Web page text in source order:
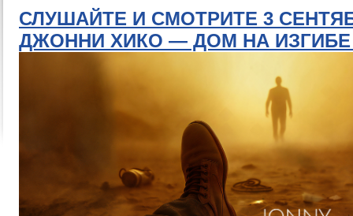
СЛУШАЙТЕ И СМОТРИТЕ 3
ДЖОННИ ХИКО — ДОМ НА ИЗГИБЕ